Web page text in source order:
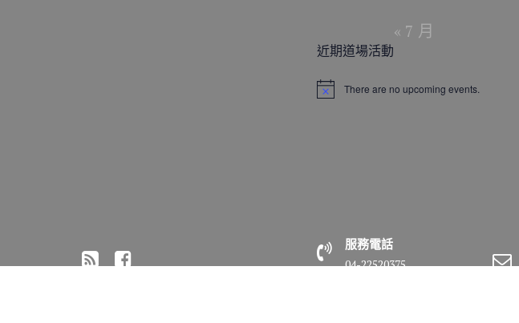
« 7 月
近期道場活動
N
There are no upcoming events.
服務電話
04-22520375